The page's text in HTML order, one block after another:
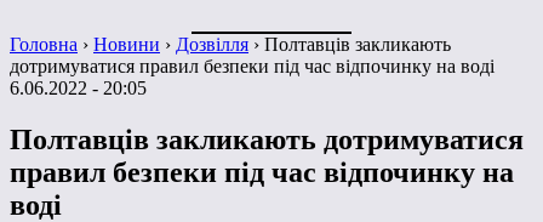
Головна › Новини › Дозвілля › Полтавців закликають
дотримуватися правил безпеки під час відпочинку на воді
6.06.2022 - 20:05
Полтавців закликають дотримуватися
правил безпеки під час відпочинку на
воді